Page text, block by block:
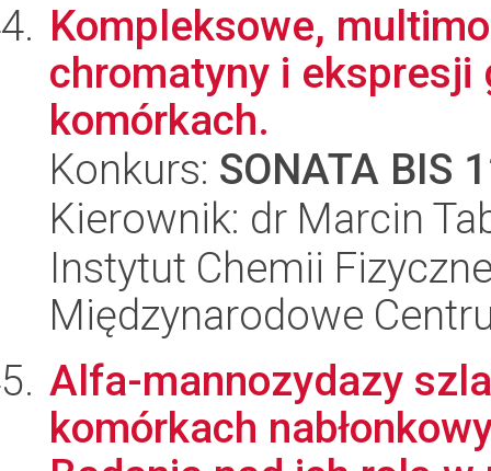
Kompleksowe,
chromatyny i ekspresji
komórkach.
Konkurs: SONATA BIS
Kierownik: dr Marcin
Instytut Chemii
Międzynarodowe
Alfa-mannozydazy
komórkach